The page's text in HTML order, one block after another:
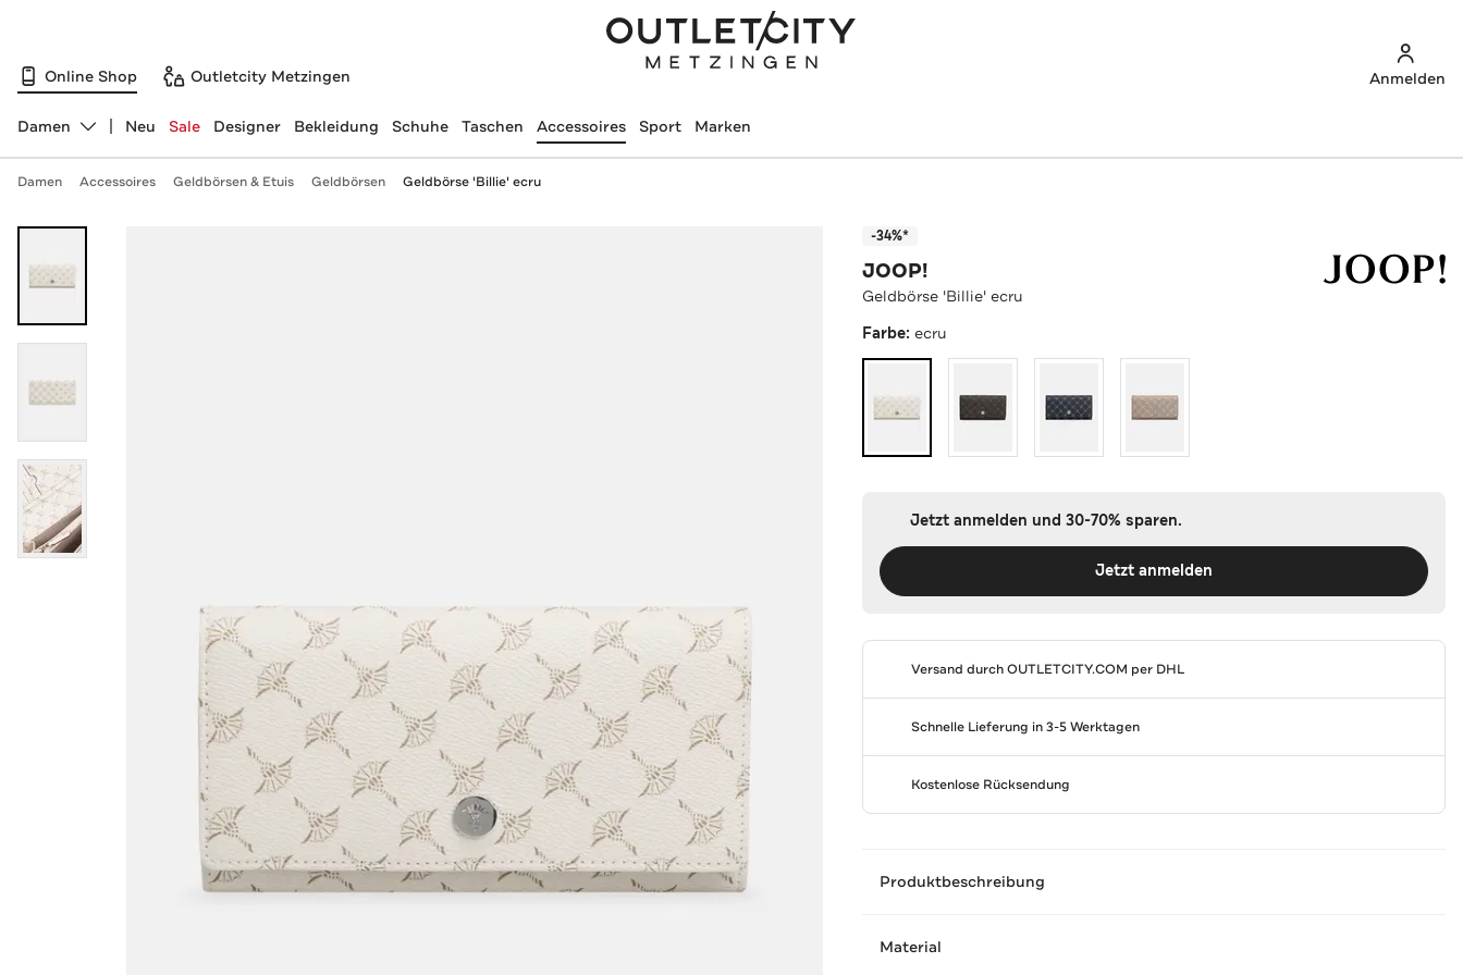
Online Shop Outletcity Metzingen Anmelden
Abteilung ändern, ausgewählt:
Damen Neu Sale Designer Bekleidung Schuhe Taschen Accessoires Sport Marken
Damen Accessoires Geldbörsen & Etuis Geldbörsen Geldbörse 'Billie' ecru
-34%*
JOOP!
Geldbörse 'Billie' ecru
Farbe:ecru
Jetzt anmelden und 30-70% sparen.
Jetzt anmelden
Versand durchOUTLETCITY.COM per DHL
Schnelle Lieferung in 3-5 Werktagen
Kostenlose Rücksendung
Produktbeschreibung
Material